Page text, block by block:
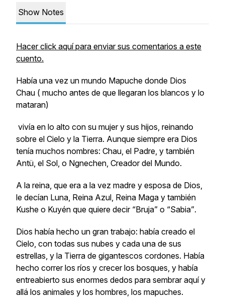
Show Notes
Hacer click aquí para enviar sus comentarios a este
cuento.
Había una vez un mundo Mapuche donde Dios
Chau ( mucho antes de que llegaran los blancos y lo
mataran)
vivía en lo alto con su mujer y sus hijos, reinando
sobre el Cielo y la Tierra. Aunque siempre era Dios
tenía muchos nombres: Chau, el Padre, y también
Antü, el Sol, o Ngnechen, Creador del Mundo.
A la reina, que era a la vez madre y esposa de Dios,
le decían Luna, Reina Azul, Reina Maga y también
Kushe o Kuyén que quiere decir “Bruja” o “Sabia”.
Dios había hecho un gran trabajo: había creado el
Cielo, con todas sus nubes y cada una de sus
estrellas, y la Tierra de gigantescos cordones. Había
hecho correr los ríos y crecer los bosques, y había
entreabierto sus enormes dedos para sembrar aquí y
allá los animales y los hombres, los mapuches.